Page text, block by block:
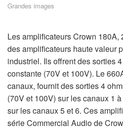
Grandes images
Les amplificateurs Crown
des amplificateurs haute valeur
industriel. Ils offrent des sorties
constante (70V et 100V). Le
canaux, fournit des sorties 4
(70V et 100V) sur les canaux 1
sur les canaux 5 et 6. Ces
série Commercial Audio de